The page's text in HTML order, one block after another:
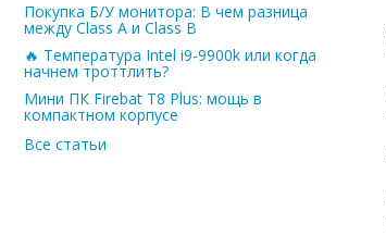
Покупка Б/У монитора: В чем разница
между Class A и Class B
🔥 Температура Intel i9-9900k или когда
начнем троттлить?
Мини ПК Firebat T8 Plus: мощь в
компактном корпусе
Все статьи